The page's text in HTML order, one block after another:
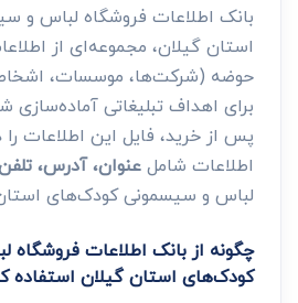
بانک اطلاعات فروشگاه لباس و
استان گیلان، مجموعه‌ای از
حوضه (شرکت‌ها، موسسات،
برای اهداف تبلیغاتی آماده‌سازی
پس از خرید، فایل این اطلاعات را
اطلاعات شاملعنوان، آدرس،
لباس و سیسمونی کودک‌های
چگونه از بانک اطلاعات
کودک‌های استان گیلان استفاده